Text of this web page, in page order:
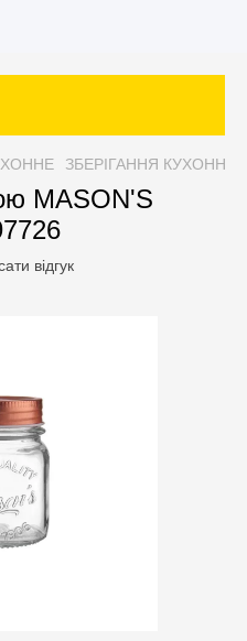
ЗБЕРІГАННЯ КУХОННЕ
MASON'S
відгук